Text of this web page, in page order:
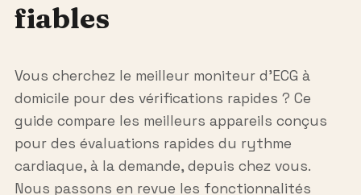
fiables
Vous cherchez le meilleur moniteur d’ECG à
domicile pour des vérifications rapides ? Ce
guide compare les meilleurs appareils conçus
pour des évaluations rapides du rythme
cardiaque, à la demande, depuis chez vous.
Nous passons en revue les fonctionnalités